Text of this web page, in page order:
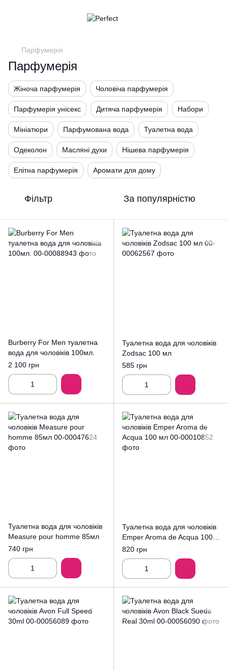
Парфумерія
Парфумерія
Жіноча парфумерія Чоловіча парфумерія
Парфумерія унісекс Дитяча парфумерія Набори
Мініатюри Парфумована вода Туалетна вода
Одеколон Масляні духи Нішева парфумерія
Елітна парфумерія Аромати для дому
Фільтр За популярністю
Burberry For Men туалетна
вода для чоловіків 100мл.
2 100 грн
Туалетна вода для чоловіків
Zodsac 100 мл
585 грн
Туалетна вода для чоловіків
Measure pour homme 85мл
740 грн
Туалетна вода для чоловіків
Emper Aroma de Acqua 100
мл
820 грн